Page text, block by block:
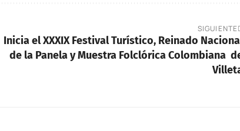
SIGUIENTE
Inicia el XXXIX Festival Turístico, Reinado
de la Panela y Muestra Folclórica Colombiana